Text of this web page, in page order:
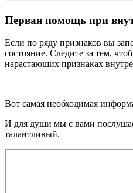
Первая помощь при
Если по ряду признаков вы
состояние. Следите за тем,
нарастающих признаках
Вот самая необходимая
И для души мы с вами
талантливый.